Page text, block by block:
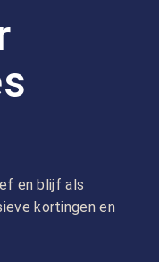
en blijf als
kortingen en